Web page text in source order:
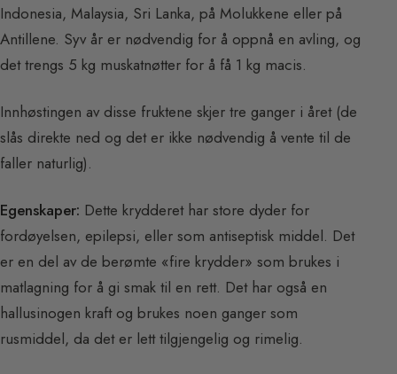
Indonesia, Malaysia, Sri Lanka, på Molukkene eller på
Antillene. Syv år er nødvendig for å oppnå en avling, og
det trengs 5 kg muskatnøtter for å få 1 kg macis.
Innhøstingen av disse fruktene skjer tre ganger i året (de
slås direkte ned og det er ikke nødvendig å vente til de
faller naturlig).
Egenskaper: Dette krydderet har store dyder for
fordøyelsen, epilepsi, eller som antiseptisk middel. Det
er en del av de berømte «fire krydder» som brukes i
matlagning for å gi smak til en rett. Det har også en
hallusinogen kraft og brukes noen ganger som
rusmiddel, da det er lett tilgjengelig og rimelig.